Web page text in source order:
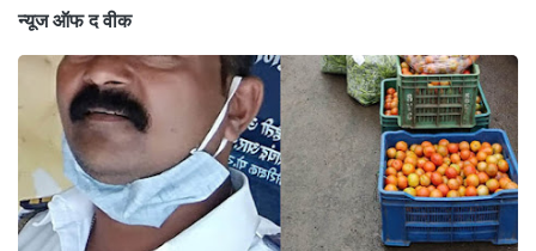
न्यूज ऑफ द वीक